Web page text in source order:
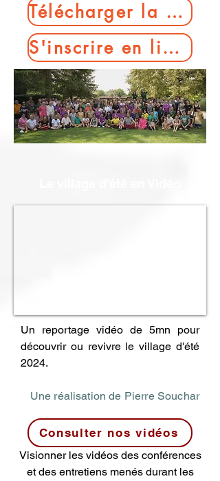
Télécharger la plaquette 2026
S'inscrire en ligne
Un reportage vidéo de 5mn pour
découvrir ou revivre le village d'été
2024.
Une réalisation de Pierre Souchar
Consulter nos vidéos
Visionner les vidéos des conférences
et des entretiens menés durant les